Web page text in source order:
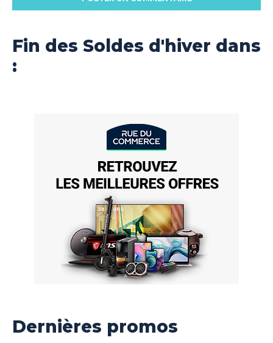
Fin des Soldes d'hiver dans
:
Dernières promos